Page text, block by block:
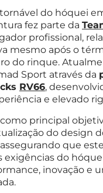
do hóquei
fez parte da
profissional,
mesmo após o
do rinque.
Sport através da
RV66,
e elevado
principal
do design
assegurando que
exigências do
inovação e